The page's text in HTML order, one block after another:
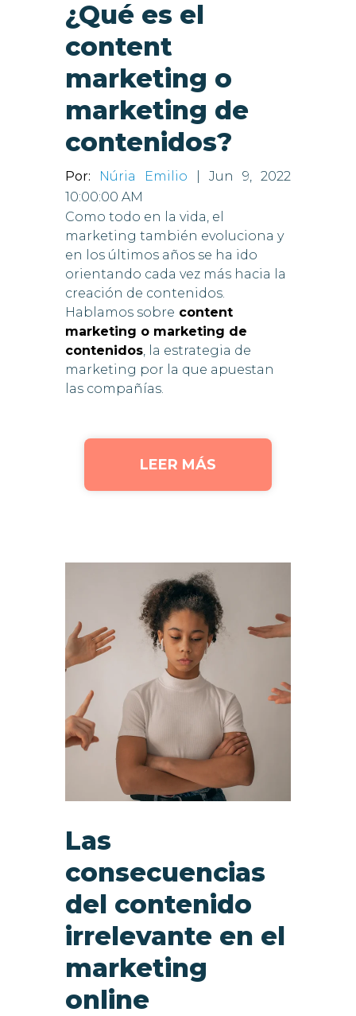
¿Qué es el
content
marketing o
marketing de
contenidos?
Por: Núria Emilio | Jun 9, 2022
10:00:00 AM
Como todo en la vida, el
marketing también evoluciona y
en los últimos años se ha ido
orientando cada vez más hacia la
creación de contenidos.
Hablamos sobre content
marketing o marketing de
contenidos, la estrategia de
marketing por la que apuestan
las compañías.
LEER MÁS
Las
consecuencias
del contenido
irrelevante en el
marketing
online